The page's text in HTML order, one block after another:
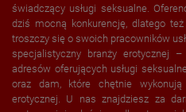
świadczący usługi seksualne.
dziś mocną konkurencję, dlatego
troszczy się o swoich pracowników
specjalistyczny branży erotycznej
adresów oferujących usługi
oraz dam, które chętnie
erotycznej. U nas znajdziesz za